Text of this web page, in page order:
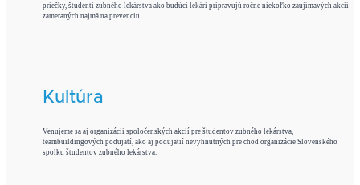
priečky, študenti zubného lekárstva ako budúci lekári pripravujú ročne niekoľko zaujímavých akcií
zameraných najmä na prevenciu.
Kultúra
Venujeme sa aj organizácii spoločenských akcií pre študentov zubného lekárstva,
teambuildingových podujatí, ako aj podujatií nevyhnutných pre chod organizácie Slovenského
spolku študentov zubného lekárstva.